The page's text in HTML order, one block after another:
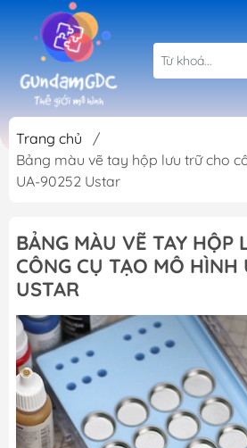
Trang chủ
/
Bảng màu vẽ tay hộp lưu trữ cho
UA-90252 Ustar
BẢNG MÀU VẼ TAY HỘP
CÔNG CỤ TẠO MÔ
USTAR